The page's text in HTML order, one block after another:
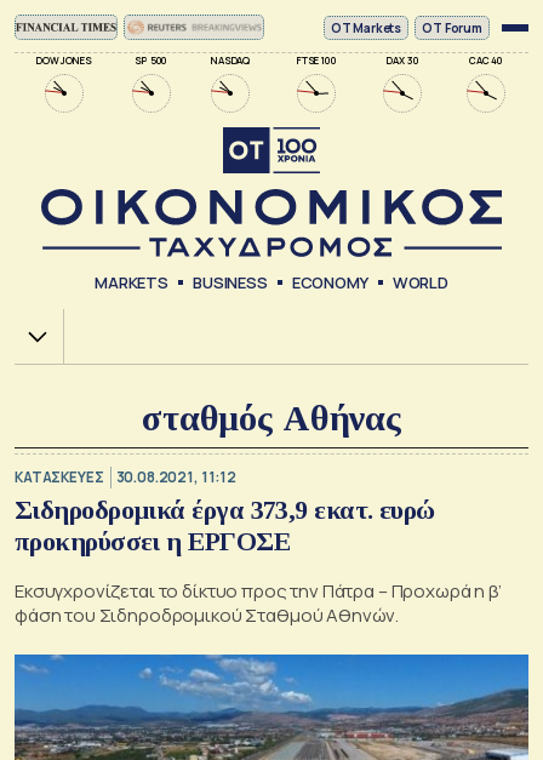
DOW JONES SP 500 NASDAQ FTSE 100 DAX 30 CAC 40
ΟΤ Markets OT Forum
MARKETS BUSINESS ECONOMY WORLD
Χ.Α.
σταθμός Αθήνας
ΚΑΤΑΣΚΕΥΕΣ 30.08.2021, 11:12
Σιδηροδρομικά έργα 373,9 εκατ. ευρώ
προκηρύσσει η ΕΡΓΟΣΕ
Εκσυγχρονίζεται το δίκτυο προς την Πάτρα – Προχωρά η β’
φάση του Σιδηροδρομικού Σταθμού Αθηνών.